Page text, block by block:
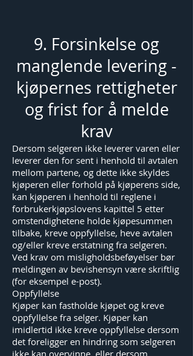
9. Forsinkelse og
manglende levering -
kjøpernes rettigheter
og frist for å melde
krav
Dersom selgeren ikke leverer varen eller
leverer den for sent i henhold til avtalen
mellom partene, og dette ikke skyldes
kjøperen eller forhold på kjøperens side,
kan kjøperen i henhold til reglene i
forbrukerkjøpslovens kapittel 5 etter
omstendighetene holde kjøpesummen
tilbake, kreve oppfyllelse, heve avtalen
og/eller kreve erstatning fra selgeren.
Ved krav om misligholdsbeføyelser bør
meldingen av bevishensyn være skriftlig
(for eksempel e-post).
Oppfyllelse
Kjøper kan fastholde kjøpet og kreve
oppfyllelse fra selger. Kjøper kan
imidlertid ikke kreve oppfyllelse dersom
det foreligger en hindring som selgeren
ikke kan overvinne, eller dersom